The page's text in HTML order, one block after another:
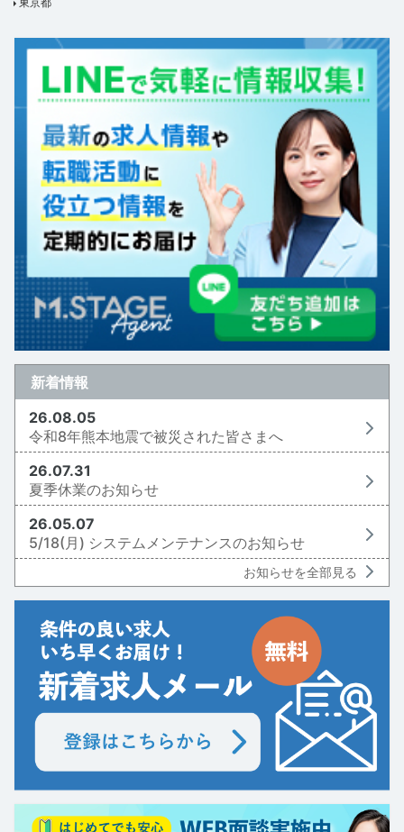
新着情報
26.08.05
令和8年熊本地震で被災された皆さまへ
26.07.31
夏季休業のお知らせ
26.05.07
5/18(月) システムメンテナンスのお知らせ
お知らせを全部見る